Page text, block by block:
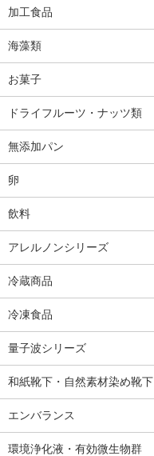
加工食品
海藻類
お菓子
ドライフルーツ・ナッツ類
無添加パン
卵
飲料
アレルノンシリーズ
冷蔵商品
冷凍食品
量子波シリーズ
和紙靴下・自然素材染め靴下
エンバランス
環境浄化液・有効微生物群